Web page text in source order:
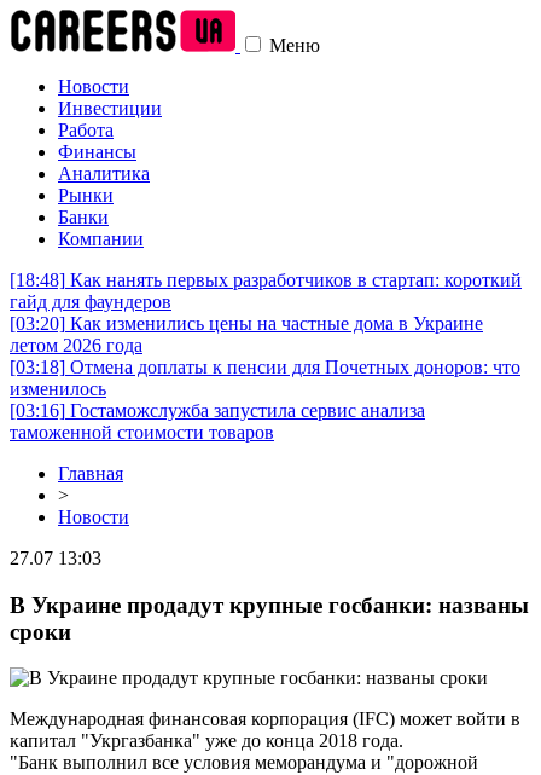
Меню
Новости
Инвестиции
Работа
Финансы
Аналитика
Рынки
Банки
Компании
[18:48] Как нанять первых разработчиков в стартап: короткий
гайд для фаундеров
[03:20] Как изменились цены на частные дома в Украине
летом 2026 года
[03:18] Отмена доплаты к пенсии для Почетных доноров: что
изменилось
[03:16] Гостаможслужба запустила сервис анализа
таможенной стоимости товаров
Главная
>
Новости
27.07 13:03
В Украине продадут крупные госбанки: названы
сроки
Международная финансовая корпорация (IFC) может войти в
капитал "Укргазбанка" уже до конца 2018 года.
"Банк выполнил все условия меморандума и "дорожной